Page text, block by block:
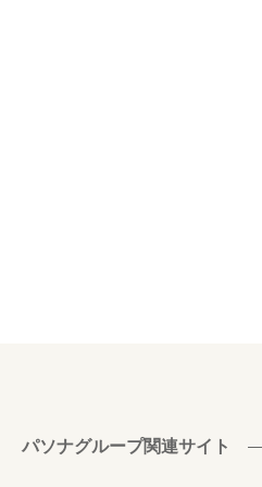
パソナグループ関連サイト